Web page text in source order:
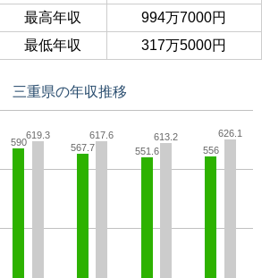
最高年収
994万7000円
最低年収 317万5000円
三重県の年収推移
590 567.7 551.6 556
619.3 617.6 613.2 626.1